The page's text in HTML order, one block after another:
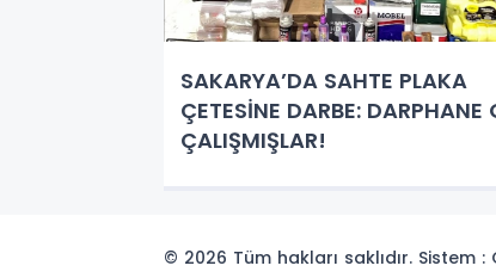
SAKARYA’DA SAHTE PLAKA
ÇETESİNE DARBE: DARPHANE
ÇALIŞMIŞLAR!
© 2026 Tüm hakları saklıdır. Sistem :